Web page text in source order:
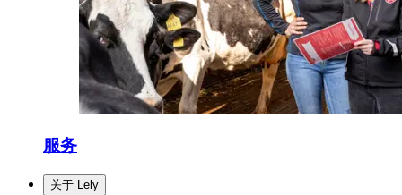
服务
关于 Lely